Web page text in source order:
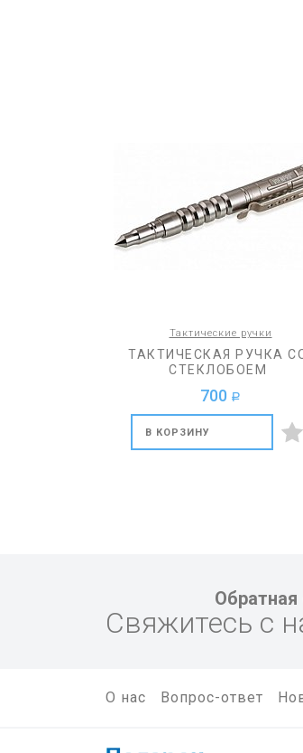
Тактические ручки
ТАКТИЧЕСКАЯ РУЧКА
СТЕКЛОБОЕМ
700 a
В КОРЗИНУ
Обратная
Свяжитесь с
О нас Вопрос-ответ